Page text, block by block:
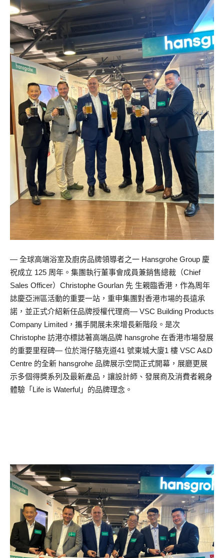
— 全球高端浴室及廚房品牌領導者之一 Hansgrohe Group 慶
祝成立 125 周年。集團執行董事會成員兼銷售總裁（Chief
Sales Officer）Christophe Gourlan 先 生親臨香港，作為周年
誌慶亞洲區活動的重要一站，重申集團對香港市場的長遠承
諾，並正式介紹新任品牌授權代理商— VSC Building Products
Company Limited，攜手開展未來增長新階段。是次
Christophe 訪港亦標誌著高端品牌 hansgrohe 在香港市場發展
的重要里程碑— 位於灣仔駱克道41 號東城大廈1 樓 VSC A&D
Centre 的全新 hansgrohe 品牌展示空間正式開幕，展廳更展
示多個得獎系列及最新產品，讓設計師、發展商及消費者親身
體驗「Life is Waterful」的品牌理念。